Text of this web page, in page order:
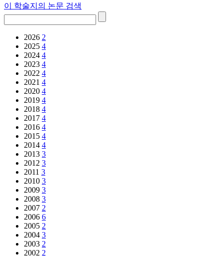
이 학술지의 논문 검색
2026 2
2025 4
2024 4
2023 4
2022 4
2021 4
2020 4
2019 4
2018 4
2017 4
2016 4
2015 4
2014 4
2013 3
2012 3
2011 3
2010 3
2009 3
2008 3
2007 2
2006 6
2005 2
2004 3
2003 2
2002 2